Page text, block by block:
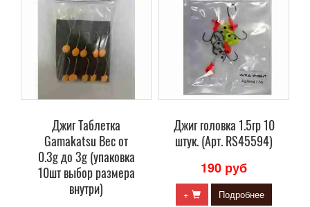
Джиг Таблетка
Gamakatsu Вес от
0.3g до 3g (упаковка
10шт выбор размера
внутри)
Джиг головка 1.5гр 10
штук. (Арт. RS45594)
190 руб
+ Подробнее